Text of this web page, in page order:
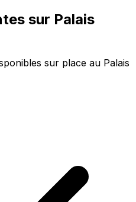
sur Palais
sur place au Palais